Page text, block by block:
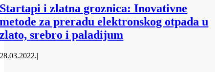
Startapi i zlatna groznica: Inovativne
metode za preradu elektronskog otpada u
zlato, srebro i paladijum
28.03.2022.|